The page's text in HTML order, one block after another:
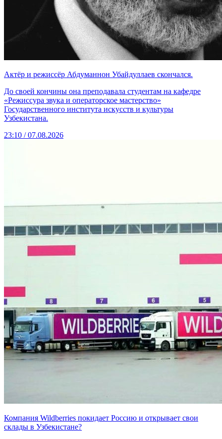
Актёр и режиссёр Абдуманнон Убайдуллаев скончался.
До своей кончины она преподавала студентам на кафедре
«Режиссура звука и операторское мастерство»
Государственного института искусств и культуры
Узбекистана.
23:10 / 07.08.2026
Компания Wildberries покидает Россию и открывает свои
склады в Узбекистане?